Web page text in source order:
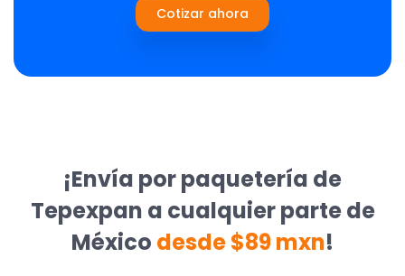
Cotizar ahora
¡Envía por paquetería de
Tepexpan a cualquier parte de
México desde $89 mxn!